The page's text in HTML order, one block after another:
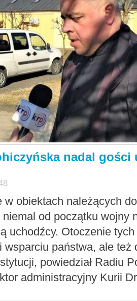
nadal gości
w obiektach należących
od początku wojny
uchodźcy. Otoczenie
wsparciu państwa, ale też
powiedział Radiu
administracyjny Kurii